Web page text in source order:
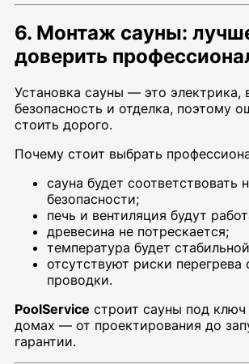
6. Монтаж сауны:
доверить
Установка сауны — это электрика,
безопасность и отделка, поэтому
стоить дорого.
Почему стоит выбрать
сауна будет соответствовать
безопасности;
печь и вентиляция будут
древесина не потрескается;
температура будет
отсутствуют риски перегрева
проводки.
PoolService строит сауны под ключ
домах — от проектирования до
гарантии.